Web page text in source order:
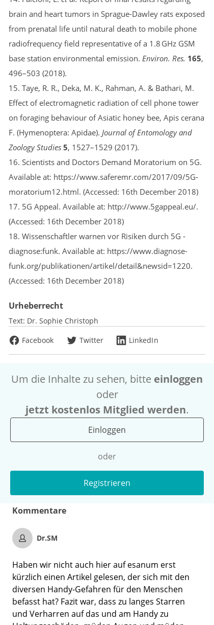
brain and heart tumors in Sprague-Dawley rats exposed
from prenatal life until natural death to mobile phone
radiofrequency field representative of a 1.8 GHz GSM
base station environmental emission. Environ. Res. 165,
496–503 (2018).
15. Taye, R. R., Deka, M. K., Rahman, A. & Bathari, M.
Effect of electromagnetic radiation of cell phone tower
on foraging behaviour of Asiatic honey bee, Apis cerana
F. (Hymenoptera: Apidae). Journal of Entomology and
Zoology Studies 5, 1527–1529 (2017).
16. Scientists and Doctors Demand Moratorium on 5G.
Available at: https://www.saferemr.com/2017/09/5G-
moratorium12.html. (Accessed: 16th December 2018)
17. 5G Appeal. Available at: http://www.5gappeal.eu/.
(Accessed: 16th December 2018)
18. Wissenschaftler warnen vor Risiken durch 5G -
diagnose:funk. Available at: https://www.diagnose-
funk.org/publikationen/artikel/detail&newsid=1220.
(Accessed: 16th December 2018)
Urheberrecht
Text: Dr. Sophie Christoph
Facebook
Twitter LinkedIn
Um die Inhalte zu sehen, bitte einloggen
oder
jetzt kostenlos Mitglied werden.
Einloggen
oder
Registrieren
Kommentare
Dr.SM
Haben wir nicht auch hier auf esanum erst
kürzlich einen Artikel gelesen, der sich mit den
diversen Handy-Gefahren für den Menschen
befasst hat? Fazit war, dass zu langes Starren
und Verharren auf das und am Handy zu